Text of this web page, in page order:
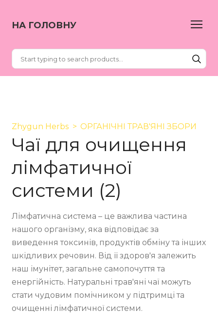
НА ГОЛОВНУ
Zhygun Herbs ОРГАНІЧНІ ТРАВ'ЯНІ ЗБОРИ
Чаї для очищення
лімфатичної
системи (2)
Лімфатична система – це важлива частина
нашого організму, яка відповідає за
виведення токсинів, продуктів обміну та інших
шкідливих речовин. Від її здоров'я залежить
наш імунітет, загальне самопочуття та
енергійність. Натуральні трав'яні чаї можуть
стати чудовим помічником у підтримці та
очищенні лімфатичної системи.